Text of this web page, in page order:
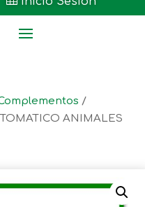
/
ANIMALES